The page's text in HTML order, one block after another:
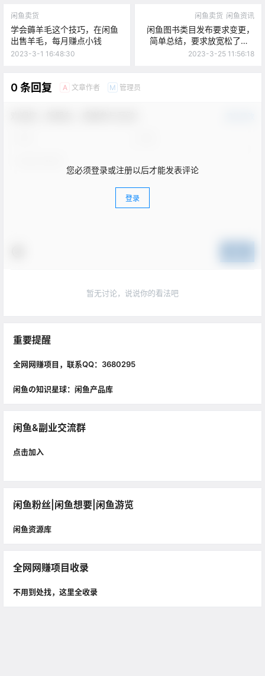
闲鱼卖货
学会薅羊毛这个技巧，在闲鱼
出售羊毛，每月赚点小钱
2023-3-1 16:48:30
闲鱼卖货 闲鱼资讯
闲鱼图书类目发布要求变更，
简单总结，要求放宽松了！3
月31日生效！
2023-3-25 11:56:18
0 条回复 A 文章作者 M 管理员
您必须登录或注册以后才能发表评论
登录
暂无讨论，说说你的看法吧
重要提醒
全网网赚项目，联系QQ：3680295
闲鱼の知识星球：闲鱼产品库
闲鱼&副业交流群
点击加入
闲鱼粉丝|闲鱼想要|闲鱼游览
闲鱼资源库
全网网赚项目收录
不用到处找，这里全收录